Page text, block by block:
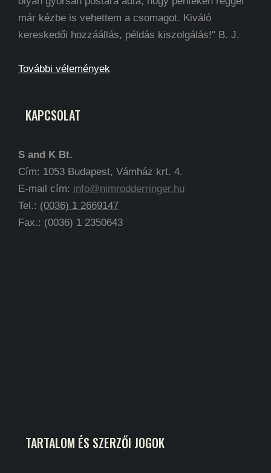
már kézbe is vehettem a csomagot. Kiváló
kereskedői hozzáállás, példás kiszolgálás!" B. J.
További vélemények
KAPCSOLAT
S and K Bt.
Cím: 1053 Budapest, Vámház krt. 4.
E-mail cím: info@nimrodderringer.hu
Tel.: (0036) 1 2669147
Fax.: (0036) 1 2350643
TARTALOM ÉS SZERZŐI JOGOK